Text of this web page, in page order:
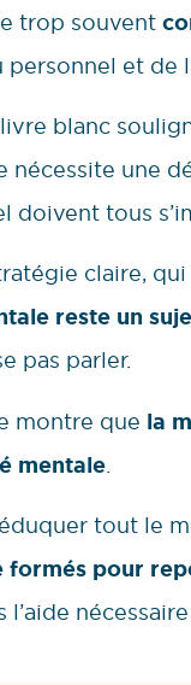
trop souvent
personnel et de
blanc
nécessite une
doivent tous
claire,
reste un
pas parler.
montre que la
mentale.
tout le
pour
l’aide